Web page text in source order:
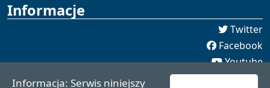
Informacje
Twitter
Facebook
Youtube
Spotify
Informacja: Serwis niniejszy